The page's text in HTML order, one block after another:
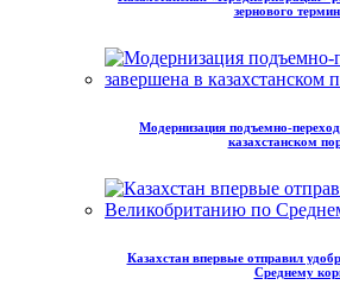
зернового
Модернизация подъемно-
казахстанском
Казахстан впервые отправил
Среднему